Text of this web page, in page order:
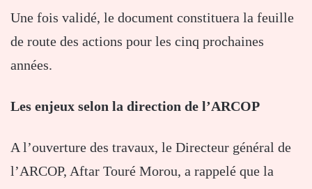
Une fois validé, le document constituera la feuille
de route des actions pour les cinq prochaines
années.
Les enjeux selon la direction de l’ARCOP
A l’ouverture des travaux, le Directeur général de
l’ARCOP, Aftar Touré Morou, a rappelé que la